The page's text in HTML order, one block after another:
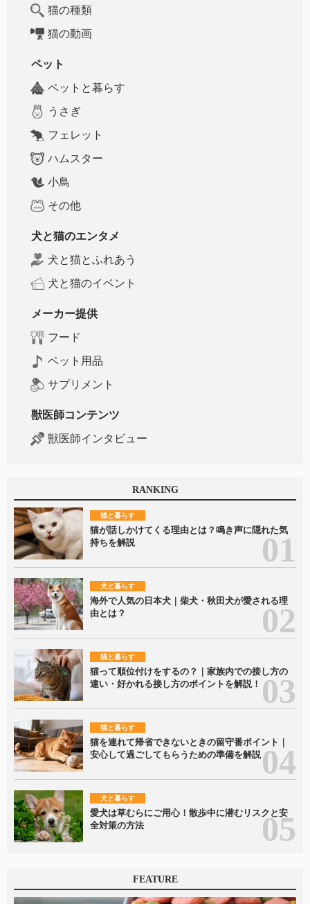
猫の種類
猫の動画
ペット
ペットと暮らす
うさぎ
フェレット
ハムスター
小鳥
その他
犬と猫のエンタメ
犬と猫とふれあう
犬と猫のイベント
メーカー提供
フード
ペット用品
サプリメント
獣医師コンテンツ
獣医師インタビュー
RANKING
猫と暮らす
猫が話しかけてくる理由とは？鳴き声に隠れた気
持ちを解説
犬と暮らす
海外で人気の日本犬｜柴犬・秋田犬が愛される理
由とは？
猫と暮らす
猫って順位付けをするの？｜家族内での接し方の
違い・好かれる接し方のポイントを解説！
猫と暮らす
猫を連れて帰省できないときの留守番ポイント｜
安心して過ごしてもらうための準備を解説
犬と暮らす
愛犬は草むらにご用心！散歩中に潜むリスクと安
全対策の方法
FEATURE